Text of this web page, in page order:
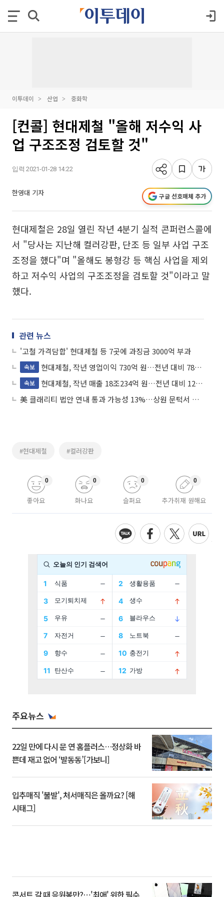
이투데이 산업 중화학
[컨콜] 현대제철 "올해 저수익 사
업 구조조정 검토할 것"
입력 2021-01-28 14:22
한영대 기자 구글 선호매체 추가
현대제철은 28일 열린 작년 4분기 실적 콘퍼런스콜에
서 "당사는 지난해 컬러강판, 단조 등 일부 사업 구조
조정을 했다"며 "올해도 봉형강 등 핵심 사업을 제외
하고 저수익 사업의 구조조정을 검토할 것"이라고 말
했다.
관련 뉴스
'고철 가격담합' 현대제철 등 7곳에 과징금 3000억 부과
속보 현대제철, 작년 영업이익 730억 원…전년 대비 78%↓
속보
현대제철, 작년 매출 18조234억 원…전년 대비 12.1%↓
美 클래리티 법안 연내 통과 가능성 13%…상원 문턱서 제동
#현대제철 #컬러강판
좋아요
0
화나요
0
슬퍼요
0
추가취재 원해요
0
주요뉴스
22일 만에 다시 문 연 홈플러스…정상화 바
쁜데 재고 없어 ‘발동동’[가보니]
입추매직 '불발', 처서매직은 올까요? [해
시태그]
콘서트 갈 때 응원봉만?⋯'최애' 위한 필수